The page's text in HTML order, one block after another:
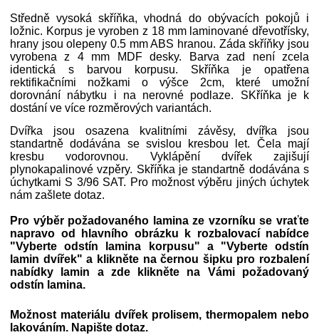
Středně vysoká skříňka, vhodná do obývacích pokojů i
ložnic. Korpus je vyroben z 18 mm laminované dřevotřísky,
hrany jsou olepeny 0.5 mm ABS hranou. Záda skříňky jsou
vyrobena z 4 mm MDF desky. Barva zad není zcela
identická s barvou korpusu. Skříňka je opatřena
rektifikačními nožkami o výšce 2cm, které umožní
dorovnání nábytku i na nerovné podlaze. SKříňka je k
dostání ve více rozměrových variantách.
Dvířka jsou osazena kvalitními závěsy, dvířka jsou
standartně dodávána se svislou kresbou let. Čela mají
kresbu vodorovnou. Vyklápění dvířek zajišují
plynokapalinové vzpěry. Skříňka je standartně dodávána s
úchytkami S 3/96 SAT. Pro možnost výběru jiných úchytek
nám zašlete dotaz.
Pro výběr požadovaného lamina ze vzorníku se vraťte
napravo od hlavního obrázku k rozbalovací nabídce
"Vyberte odstín lamina korpusu" a "Vyberte odstín
lamin dvířek" a klikněte na černou šipku pro rozbalení
nabídky lamin a zde klikněte na Vámi požadovaný
odstín lamina.
Možnost materiálu dvířek prolisem, thermopalem nebo
lakováním. Napište dotaz.